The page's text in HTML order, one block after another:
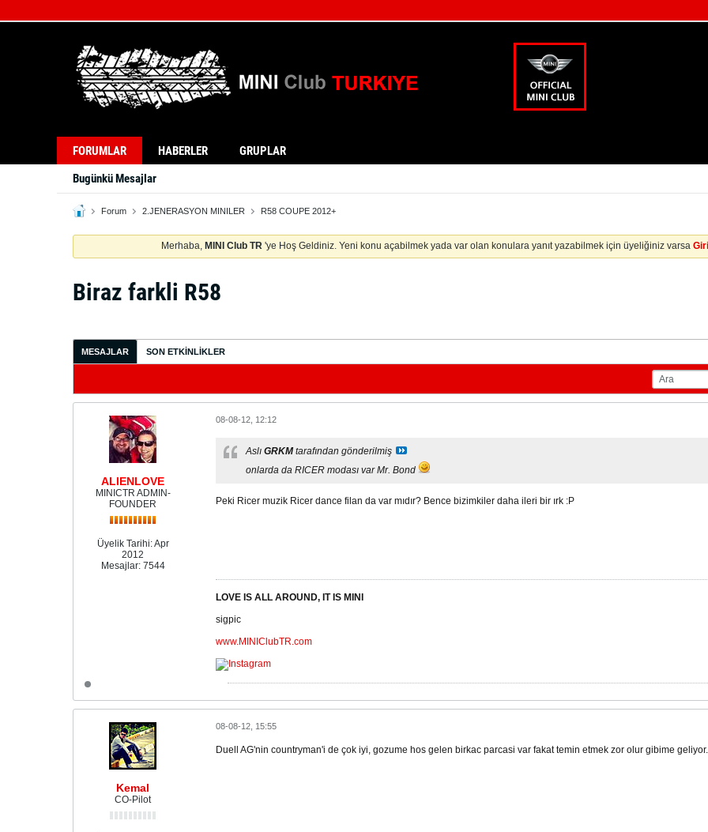
FORUMLAR HABERLER
GRUPLAR
Bugünkü Mesajlar
Forum 2.JENERASYON MINILER R58 COUPE 2012+
Merhaba, MINI Club TR 'ye Hoş Geldiniz. Yeni konu açabilmek yada var olan konulara yanıt yazabilmek için üyeliğiniz varsa
Biraz farkli R58
MESAJLAR SON ETKINLIKLER
ALIENLOVE
MINICTR ADMIN-
FOUNDER
Üyelik Tarihi:Apr
2012
Mesajlar: 7544
08-08-12, 12:12
Aslı GRKMtarafından gönderilmiş
onlarda da RICER modası var Mr. Bond
Peki Ricer muzik Ricer dance filan da var mıdır? Bence bizimkiler daha ileri bir ırk :P
LOVE IS ALL AROUND, IT IS MINI
sigpic
www.MINIClubTR.com
Kemal
CO-Pilot
08-08-12, 15:55
Duell AG'nin countryman'i de çok iyi, gozume hos gelen birkac parcasi var fakat temin etmek zor olur gibime geliyor.